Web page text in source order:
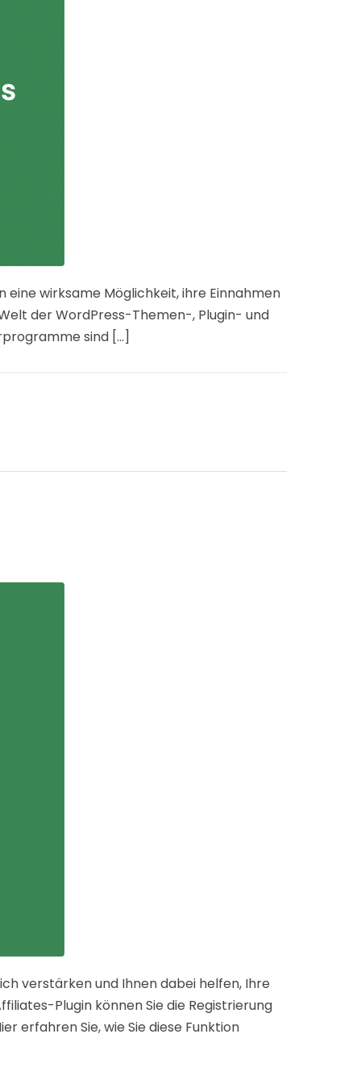
wirksame Möglichkeit, ihre Einnahmen
der WordPress-Themen-, Plugin- und
sind [...]
verstärken und Ihnen dabei helfen, Ihre
Plugin können Sie die Registrierung
erfahren Sie, wie Sie diese Funktion